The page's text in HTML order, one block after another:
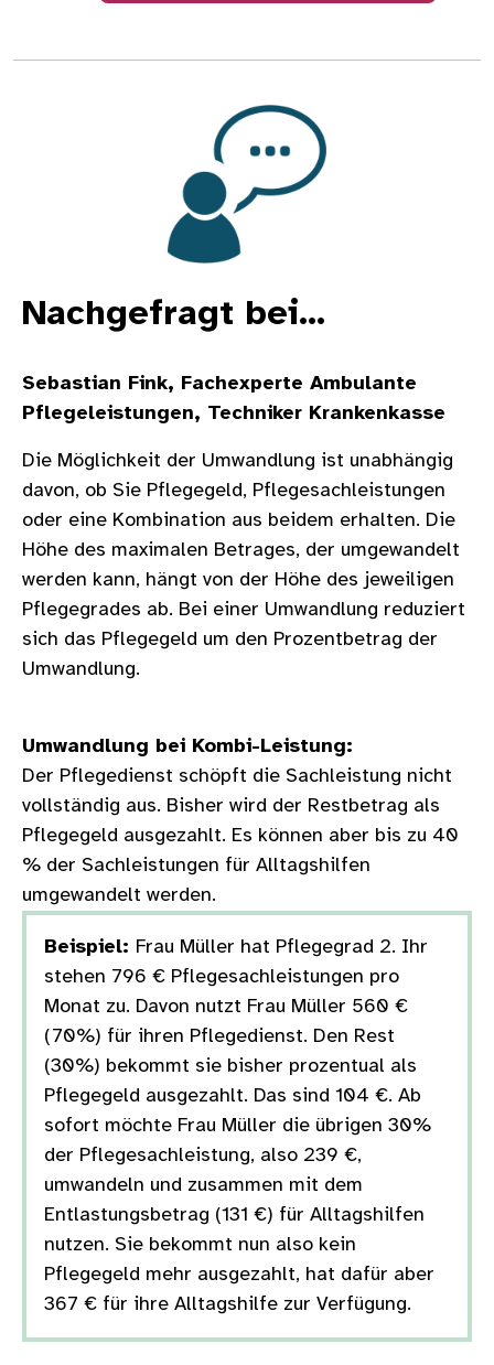
Nachgefragt bei...
Sebastian Fink, Fachexperte Ambulante
Pflegeleistungen, Techniker Krankenkasse
Die Möglichkeit der Umwandlung ist unabhängig
davon, ob Sie Pflegegeld, Pflegesachleistungen
oder eine Kombination aus beidem erhalten. Die
Höhe des maximalen Betrages, der umgewandelt
werden kann, hängt von der Höhe des jeweiligen
Pflegegrades ab. Bei einer Umwandlung reduziert
sich das Pflegegeld um den Prozentbetrag der
Umwandlung.
Umwandlung bei Kombi-Leistung:
Der Pflegedienst schöpft die Sachleistung nicht
vollständig aus. Bisher wird der Restbetrag als
Pflegegeld ausgezahlt. Es können aber bis zu 40
% der Sachleistungen für Alltagshilfen
umgewandelt werden.
Beispiel: Frau Müller hat Pflegegrad 2. Ihr
stehen 796 € Pflegesachleistungen pro
Monat zu. Davon nutzt Frau Müller 560 €
(70%) für ihren Pflegedienst. Den Rest
(30%) bekommt sie bisher prozentual als
Pflegegeld ausgezahlt. Das sind 104 €. Ab
sofort möchte Frau Müller die übrigen 30%
der Pflegesachleistung, also 239 €,
umwandeln und zusammen mit dem
Entlastungsbetrag (131 €) für Alltagshilfen
nutzen. Sie bekommt nun also kein
Pflegegeld mehr ausgezahlt, hat dafür aber
367 € für ihre Alltagshilfe zur Verfügung.